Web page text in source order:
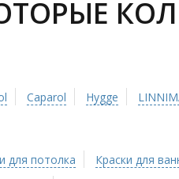
Caparol Hygge
для потолка Краски для